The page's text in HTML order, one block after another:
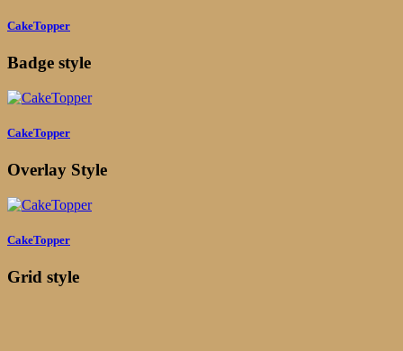
CakeTopper
Badge style
CakeTopper
Overlay Style
CakeTopper
Grid style